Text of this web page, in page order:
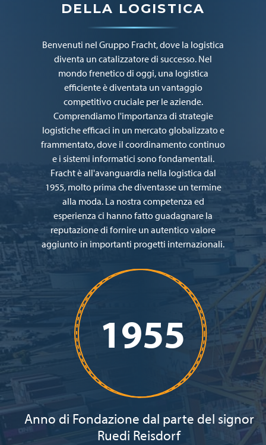
DELLA LOGISTICA
Benvenuti nel Gruppo Fracht, dove la logistica
diventa un catalizzatore di successo. Nel
mondo frenetico di oggi, una logistica
efficiente è diventata un vantaggio
competitivo cruciale per le aziende.
Comprendiamo l'importanza di strategie
logistiche efficaci in un mercato globalizzato e
frammentato, dove il coordinamento continuo
e i sistemi informatici sono fondamentali.
Fracht è all'avanguardia nella logistica dal
1955, molto prima che diventasse un termine
alla moda. La nostra competenza ed
esperienza ci hanno fatto guadagnare la
reputazione di fornire un autentico valore
aggiunto in importanti progetti internazionali.
1955
Anno di Fondazione dal parte del signor
Ruedi Reisdorf